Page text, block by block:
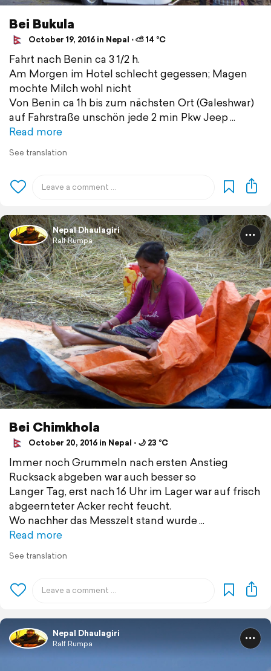
Bei Bukula
October 19, 2016 in Nepal ⋅ ⛅ 14 °C
Fahrt nach Benin ca 3 1/2 h.
Am Morgen im Hotel schlecht gegessen; Magen
mochte Milch wohl nicht
Von Benin ca 1h bis zum nächsten Ort (Galeshwar)
auf Fahrstraße unschön jede 2 min Pkw Jeep
Read more
See translation
Nepal Dhaulagiri
Ralf Rumpa
Bei Chimkhola
October 20, 2016 in Nepal ⋅ 🌙 23 °C
Immer noch Grummeln nach ersten Anstieg
Rucksack abgeben war auch besser so
Langer Tag, erst nach 16 Uhr im Lager war auf frisch
abgeernteter Acker recht feucht.
Wo nachher das Messzelt stand wurde
Read more
See translation
Nepal Dhaulagiri
Ralf Rumpa